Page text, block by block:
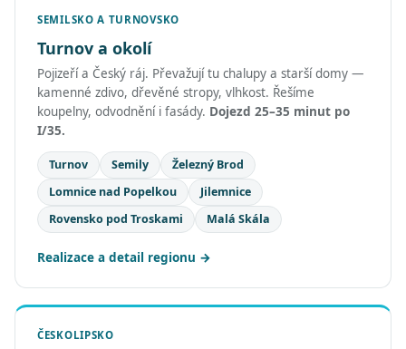
SEMILSKO A TURNOVSKO
Turnov a okolí
Pojizeří a Český ráj. Převažují tu chalupy a starší domy —
kamenné zdivo, dřevěné stropy, vlhkost. Řešíme
koupelny, odvodnění i fasády. Dojezd 25–35 minut po
I/35.
Turnov Semily
Železný Brod
Lomnice nad Popelkou
Jilemnice
Rovensko pod Troskami
Malá Skála
Realizace a detail regionu
ČESKOLIPSKO